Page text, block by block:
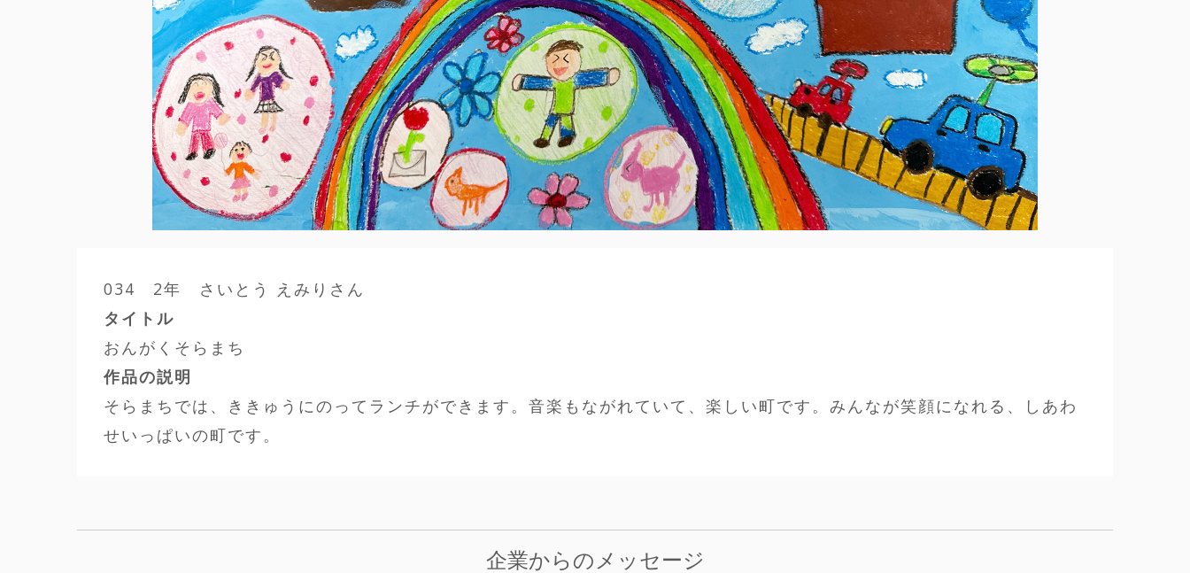
034 2年 さいとう えみりさん
タイトル
おんがくそらまち
作品の説明
そらまちでは、ききゅうにのってランチができます。音楽もながれていて、楽しい町です。みんなが笑顔になれる、しあわ
せいっぱいの町です。
企業からのメッセージ